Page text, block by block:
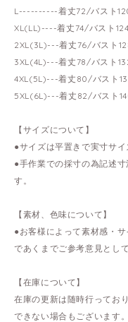
L----------着丈72/バスト
XL(LL)----着丈74/バスト
2XL(3L)---着丈76/バスト
3XL(4L)---着丈78/バスト
4XL(5L)---着丈80/バスト
5XL(6L)---着丈82/バスト
【サイズについて】
●サイズは平置きで実寸サイ
●手作業での採寸の為記述
す。
【素材、色味について】
●お客様によって素材感・
であくまでご参考意見とし
【在庫について】
在庫の更新は随時行ってお
できない場合もございます